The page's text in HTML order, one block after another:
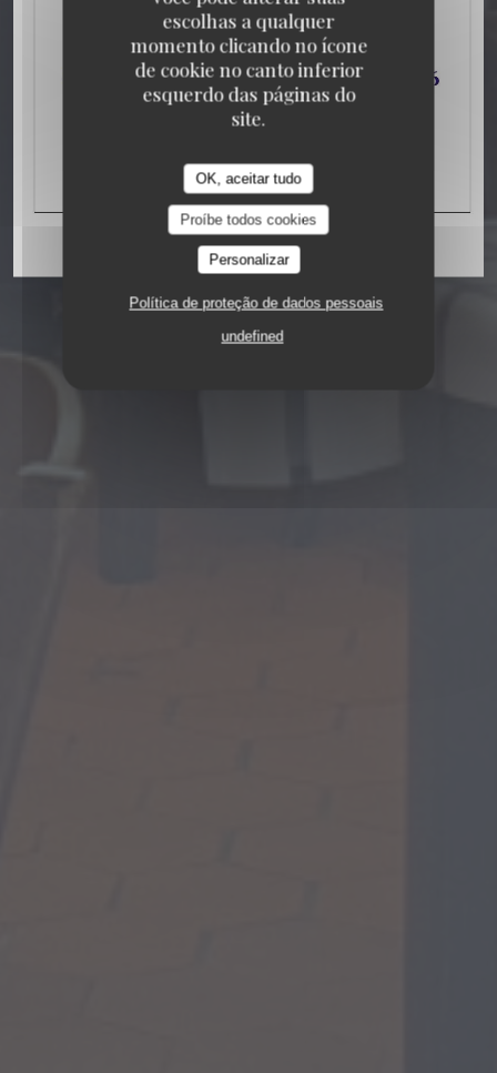
escolhas a qualquer
momento clicando no ícone
de cookie no canto inferior
esquerdo das páginas do
site.
OK, aceitar tudo
Proíbe todos cookies
Personalizar
Política de proteção de dados pessoais
undefined
106 RUE DE LA FOLIE MERICOURT 75011
PARIS